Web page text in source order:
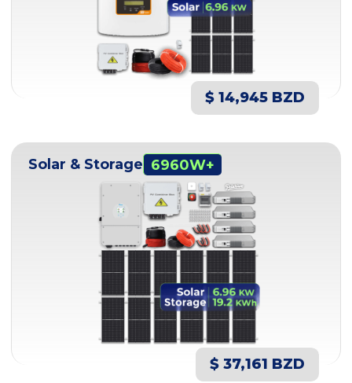
$ 14,945 BZD
Solar & Storage 6960W+
$ 37,161 BZD